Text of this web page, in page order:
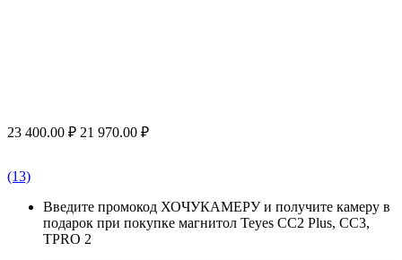
23 400.00 ₽ 21 970.00 ₽
(13)
Введите промокод ХОЧУКАМЕРУ и получите камеру в
подарок при покупке магнитол Teyes CC2 Plus, CC3,
TPRO 2